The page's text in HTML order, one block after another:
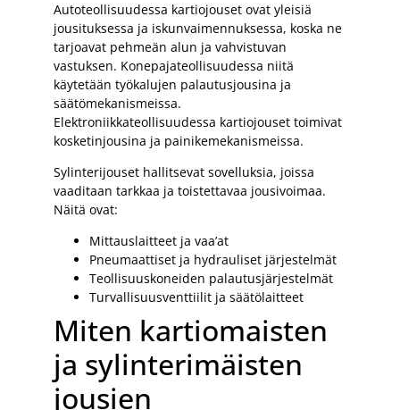
Autoteollisuudessa kartiojouset ovat yleisiä
jousituksessa ja iskunvaimennuksessa, koska ne
tarjoavat pehmeän alun ja vahvistuvan
vastuksen. Konepajateollisuudessa niitä
käytetään työkalujen palautusjousina ja
säätömekanismeissa.
Elektroniikkateollisuudessa kartiojouset toimivat
kosketinjousina ja painikemekanismeissa.
Sylinterijouset hallitsevat sovelluksia, joissa
vaaditaan tarkkaa ja toistettavaa jousivoimaa.
Näitä ovat:
Mittauslaitteet ja vaa’at
Pneumaattiset ja hydrauliset järjestelmät
Teollisuuskoneiden palautusjärjestelmät
Turvallisuusventtiilit ja säätölaitteet
Miten kartiomaisten
ja sylinterimäisten
jousien